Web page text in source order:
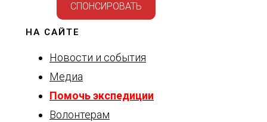
СПОНСИРОВАТЬ
НА САЙТЕ
Новости и события
Медиа
Помочь экспедиции
Волонтерам